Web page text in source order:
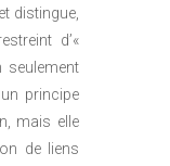
distingue,
d’«
seulement
principe
mais elle
de liens